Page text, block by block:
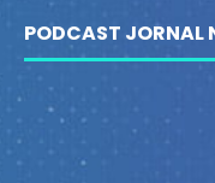
PODCAST JORNAL